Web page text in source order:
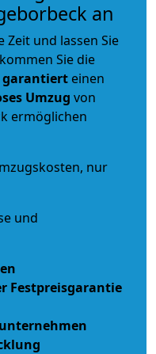
an
Zeit und lassen Sie
Sie die
garantiert einen
Umzug von
ermöglichen
nur
und
Festpreisgarantie